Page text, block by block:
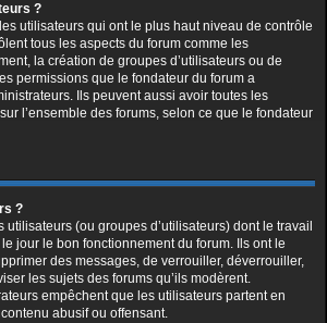
?
utilisateurs qui ont le plus haut niveau de contrôle
tous les aspects du forum comme les
la création de groupes d’utilisateurs ou de
permissions que le fondateur du forum a
Ils peuvent aussi avoir toutes les
l’ensemble des forums, selon ce que le fondateur
?
utilisateurs (ou groupes d’utilisateurs) dont le travail
jour le bon fonctionnement du forum. Ils ont le
des messages, de verrouiller, déverrouiller,
les sujets des forums qu’ils modèrent.
empêchent que les utilisateurs partent en
abusif ou offensant.